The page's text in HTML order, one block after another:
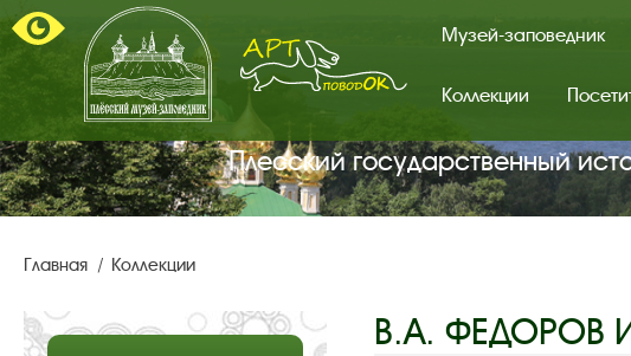
Главная
страница.
поводок.
Музей-заповедник
Коллекции
Плесский государственный
Главная Коллекции
В.А. ФЕДОРОВ